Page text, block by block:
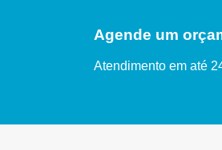
Agende um
Atendimento em até